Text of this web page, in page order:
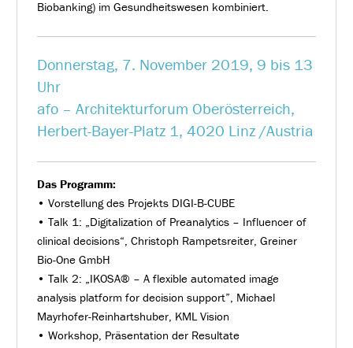
Biobanking) im Gesundheitswesen kombiniert.
Donnerstag, 7. November 2019, 9 bis 13
Uhr
afo – Architekturforum Oberösterreich,
Herbert-Bayer-Platz 1, 4020 Linz /Austria
Das Programm:
• Vorstellung des Projekts DIGI-B-CUBE
• Talk 1: „Digitalization of Preanalytics – Influencer of
clinical decisions“, Christoph Rampetsreiter, Greiner
Bio-One GmbH
• Talk 2: „IKOSA® – A flexible automated image
analysis platform for decision support”, Michael
Mayrhofer-Reinhartshuber, KML Vision
• Workshop, Präsentation der Resultate